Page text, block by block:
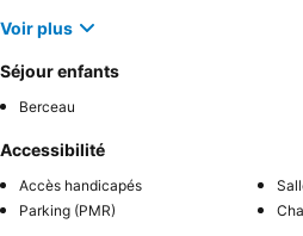
Voir plus
Séjour enfants
Berceau
Accessibilité
Accès handicapés
Parking (PMR)